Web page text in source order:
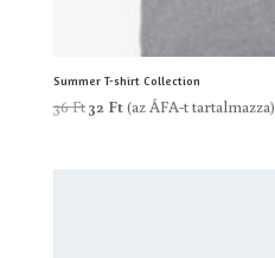
Summer T-shirt Collection
36FtOriginal
32 FtCurrent
(az ÁFA-t tartalmazza)